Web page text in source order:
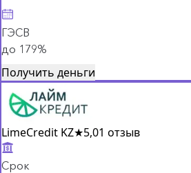
ГЭСВ
до 179%
Получить деньги
LimeCredit KZ★5,01 отзыв
Срок